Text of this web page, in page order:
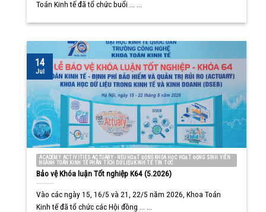
Toán Kinh tế đã tổ chức buổi ... ...
ACADEMY ACTIVITIES ACTUARY - NEU HOẠT ĐỘNG KHOA HỌC HOẠT ĐỘNG SINH VIÊN
NGÀNH TOÁN KINH TẾ PHÂN TÍCH DỮ LIỆU KINH TẾ TIN TỨC
Bảo vệ Khóa luận Tốt nghiệp K64 (5.2026)
Vào các ngày 15, 16/5 và 21, 22/5 năm 2026, Khoa Toán
Kinh tế đã tổ chức các Hội đồng ... ...
14
Jul